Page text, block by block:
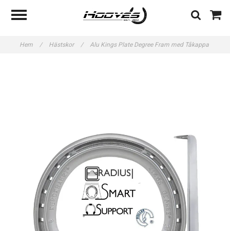
Hem / Hästskor / Alu Kings Plate Degree Fram med Tåkappa